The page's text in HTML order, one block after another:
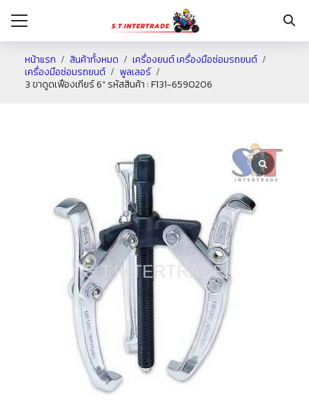
หน้าแรก สินค้าทั้งหมด
เครื่องยนต์ เครื่องมือซ่อมรถยนต์
เครื่องมือซ่อมรถยนต์
พูลเลอร์
3 ขาดูดเฟืองเกียร์ 6″ รหัสสินค้า : F131-6590206